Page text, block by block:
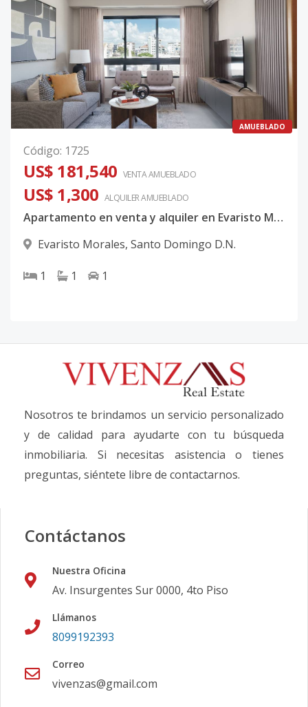
AMUEBLADO
Código: 1725
US$ 181,540 VENTA AMUEBLADO
US$ 1,300 ALQUILERAMUEBLADO
Apartamento en venta y alquiler en Evaristo Morales
Evaristo Morales, Santo Domingo D.N.
1 1 1
Nosotros te brindamos un servicio personalizado
y de calidad para ayudarte con tu búsqueda
inmobiliaria. Si necesitas asistencia o tienes
preguntas, siéntete libre de contactarnos.
Contáctanos
Nuestra Oficina
Av. Insurgentes Sur 0000, 4to Piso
Llámanos
8099192393
Correo
vivenzas@gmail.com